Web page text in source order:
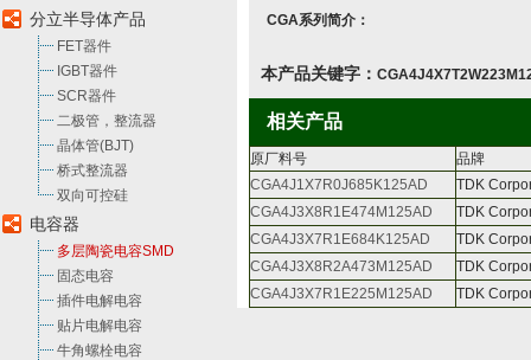
分立半导体产品
FET器件
IGBT器件
SCR器件
二极管，整流器
晶体管(BJT)
桥式整流器
双向可控硅
电容器
多层陶瓷电容SMD
固态电容
插件电解电容
贴片电解电容
牛角螺栓电容
CGA系列简介：
本产品关键字：
相关产品
原厂料号
品牌
CGA4J1X7R0J685K125AD
TDK
CGA4J3X8R1E474M125AD
TDK
CGA4J3X7R1E684K125AD
TDK
CGA4J3X8R2A473M125AD
TDK
CGA4J3X7R1E225M125AD
TDK